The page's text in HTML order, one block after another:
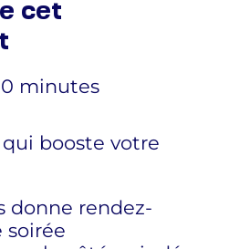
cet
minutes
booste votre
donne rendez-
soirée